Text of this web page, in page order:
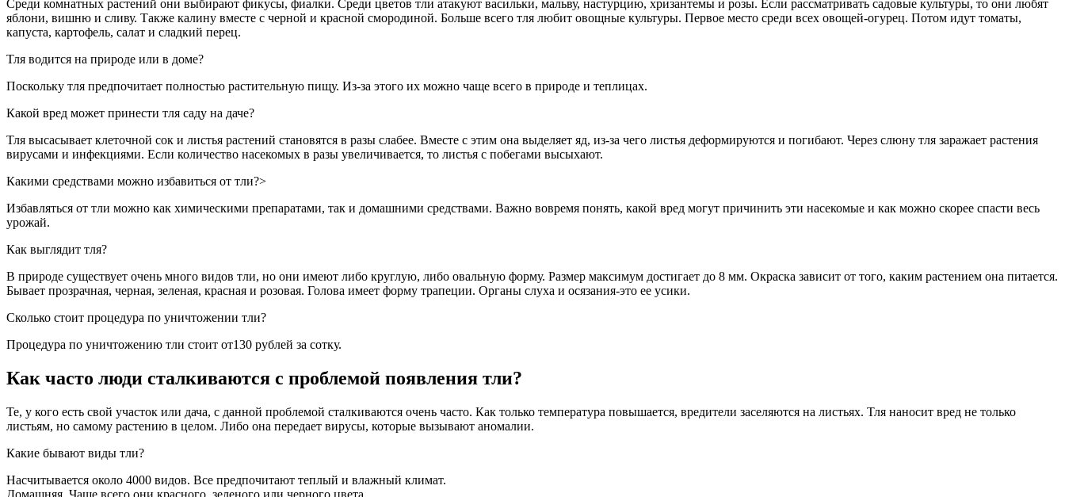
Среди комнатных растений они выбирают фикусы, фиалки. Среди цветов тли атакуют васильки, мальву, настурцию, хризантемы и розы. Если рассматривать садовые культуры, то они любят
яблони, вишню и сливу. Также калину вместе с черной и красной смородиной. Больше всего тля любит овощные культуры. Первое место среди всех овощей-огурец. Потом идут томаты,
капуста, картофель, салат и сладкий перец.
Тля водится на природе или в доме?
Поскольку тля предпочитает полностью растительную пищу. Из-за этого их можно чаще всего в природе и теплицах.
Какой вред может принести тля саду на даче?
Тля высасывает клеточной сок и листья растений становятся в разы слабее. Вместе с этим она выделяет яд, из-за чего листья деформируются и погибают. Через слюну тля заражает растения
вирусами и инфекциями. Если количество насекомых в разы увеличивается, то листья с побегами высыхают.
Какими средствами можно избавиться от тли?>
Избавляться от тли можно как химическими препаратами, так и домашними средствами. Важно вовремя понять, какой вред могут причинить эти насекомые и как можно скорее спасти весь
урожай.
Как выглядит тля?
В природе существует очень много видов тли, но они имеют либо круглую, либо овальную форму. Размер максимум достигает до 8 мм. Окраска зависит от того, каким растением она питается.
Бывает прозрачная, черная, зеленая, красная и розовая. Голова имеет форму трапеции. Органы слуха и осязания-это ее усики.
Сколько стоит процедура по уничтожении тли?
Процедура по уничтожению тли стоит от130 рублей за сотку.
Как часто люди сталкиваются с проблемой появления тли?
Те, у кого есть свой участок или дача, с данной проблемой сталкиваются очень часто. Как только температура повышается, вредители заселяются на листьях. Тля наносит вред не только
листьям, но самому растению в целом. Либо она передает вирусы, которые вызывают аномалии.
Какие бывают виды тли?
Насчитывается около 4000 видов. Все предпочитают теплый и влажный климат.
Домашняя. Чаще всего они красного, зеленого или черного цвета.